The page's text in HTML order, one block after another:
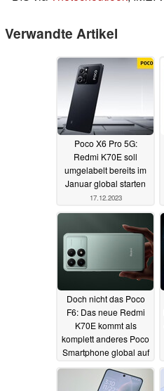
Verwandte Artikel
Poco X6 Pro 5G:
Redmi K70E soll
umgelabelt bereits im
Januar global starten
17.12.2023
Doch nicht das Poco
F6: Das neue Redmi
K70E kommt als
komplett anderes Poco
Smartphone global auf
den Markt29.11.2023